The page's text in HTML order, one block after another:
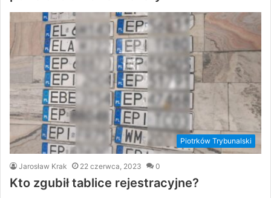
Piotrków Trybunalski
Jarosław Krak 22 czerwca, 2023 0
Kto zgubił tablice rejestracyjne?